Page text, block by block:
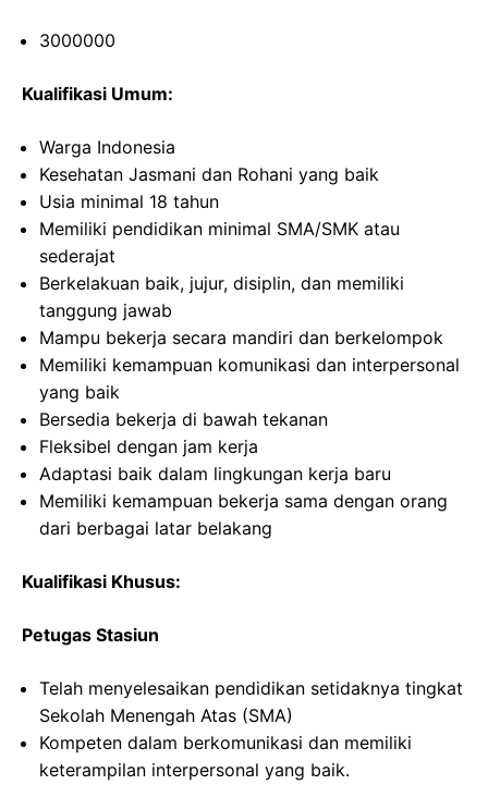
3000000
Kualifikasi Umum:
Warga Indonesia
Kesehatan Jasmani dan Rohani yang baik
Usia minimal 18 tahun
Memiliki pendidikan minimal SMA/SMK atau
sederajat
Berkelakuan baik, jujur, disiplin, dan memiliki
tanggung jawab
Mampu bekerja secara mandiri dan berkelompok
Memiliki kemampuan komunikasi dan interpersonal
yang baik
Bersedia bekerja di bawah tekanan
Fleksibel dengan jam kerja
Adaptasi baik dalam lingkungan kerja baru
Memiliki kemampuan bekerja sama dengan orang
dari berbagai latar belakang
Kualifikasi Khusus:
Petugas Stasiun
Telah menyelesaikan pendidikan setidaknya tingkat
Sekolah Menengah Atas (SMA)
Kompeten dalam berkomunikasi dan memiliki
keterampilan interpersonal yang baik.